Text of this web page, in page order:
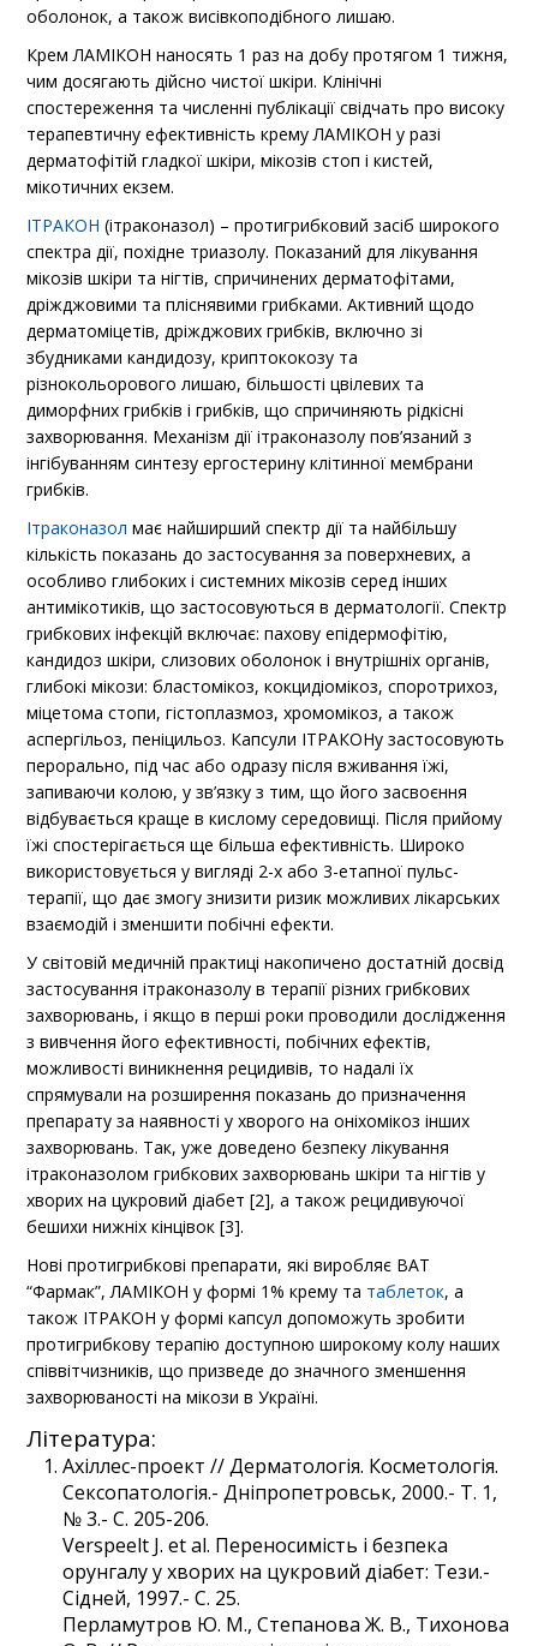
оболонок, а також висівкоподібного лишаю.
Крем ЛАМІКОН наносять 1 раз на добу протягом 1 тижня,
чим досягають дійсно чистої шкіри. Клінічні
спостереження та численні публікації свідчать про високу
терапевтичну ефективність крему ЛАМІКОН у разі
дерматофітій гладкої шкіри, мікозів стоп і кистей,
мікотичних екзем.
ІТРАКОН (ітраконазол) – протигрибковий засіб широкого
спектра дії, похідне триазолу. Показаний для лікування
мікозів шкіри та нігтів, спричинених дерматофітами,
дріжджовими та пліснявими грибками. Активний щодо
дерматоміцетів, дріжджових грибків, включно зі
збудниками кандидозу, криптококозу та
різнокольорового лишаю, більшості цвілевих та
диморфних грибків і грибків, що спричиняють рідкісні
захворювання. Механізм дії ітраконазолу пов’язаний з
інгібуванням синтезу ергостерину клітинної мембрани
грибків.
Ітраконазол має найширший спектр дії та найбільшу
кількість показань до застосування за поверхневих, а
особливо глибоких і системних мікозів серед інших
антимікотиків, що застосовуються в дерматології. Спектр
грибкових інфекцій включає: пахову епідермофітію,
кандидоз шкіри, слизових оболонок і внутрішніх органів,
глибокі мікози: бластомікоз, кокцидіомікоз, споротрихоз,
міцетома стопи, гістоплазмоз, хромомікоз, а також
аспергільоз, пеніцильоз. Капсули ІТРАКОНу застосовують
перорально, під час або одразу після вживання їжі,
запиваючи колою, у зв’язку з тим, що його засвоєння
відбувається краще в кислому середовищі. Після прийому
їжі спостерігається ще більша ефективність. Широко
використовується у вигляді 2-х або 3-етапної пульс-
терапії, що дає змогу знизити ризик можливих лікарських
взаємодій і зменшити побічні ефекти.
У світовій медичній практиці накопичено достатній досвід
застосування ітраконазолу в терапії різних грибкових
захворювань, і якщо в перші роки проводили дослідження
з вивчення його ефективності, побічних ефектів,
можливості виникнення рецидивів, то надалі їх
спрямували на розширення показань до призначення
препарату за наявності у хворого на оніхомікоз інших
захворювань. Так, уже доведено безпеку лікування
ітраконазолом грибкових захворювань шкіри та нігтів у
хворих на цукровий діабет [2], а також рецидивуючої
бешихи нижніх кінцівок [3].
Нові протигрибкові препарати, які виробляє ВАТ
“Фармак”, ЛАМІКОН у формі 1% крему та таблеток, а
також ІТРАКОН у формі капсул допоможуть зробити
протигрибкову терапію доступною широкому колу наших
співвітчизників, що призведе до значного зменшення
захворюваності на мікози в Україні.
Література:
Ахіллес-проект // Дерматологія. Косметологія.
Сексопатологія.- Дніпропетровськ, 2000.- Т. 1,
№ 3.- С. 205-206.
Verspeelt J. et al. Переносимість і безпека
орунгалу у хворих на цукровий діабет: Тези.-
Сідней, 1997.- С. 25.
Перламутров Ю. М., Степанова Ж. В., Тихонова